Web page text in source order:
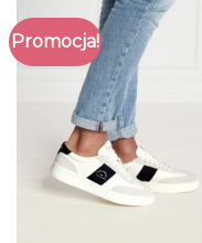
Promocja!